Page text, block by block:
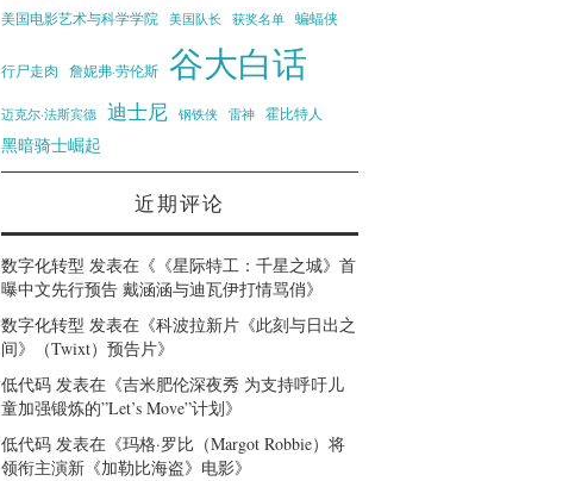
美国电影艺术与科学学院 美国队长 获奖名单 蝙蝠侠
行尸走肉 詹妮弗·劳伦斯 谷大白话
迈克尔·法斯宾德 迪士尼 钢铁侠 雷神 霍比特人
黑暗骑士崛起
近期评论
数字化转型 发表在《 《星际特工：千星之城》首
曝中文先行预告 戴涵涵与迪瓦伊打情骂俏》
数字化转型 发表在《科波拉新片《此刻与日出之
间》（Twixt）预告片》
低代码 发表在《吉米肥伦深夜秀 为支持呼吁儿
童加强锻炼的”Let’s Move”计划》
低代码 发表在《玛格·罗比（Margot Robbie）将
领衔主演新《加勒比海盗》电影》